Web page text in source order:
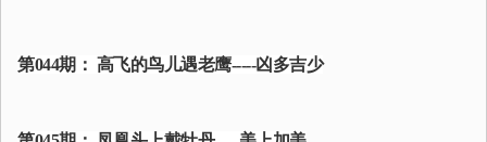
第044期： 高飞的鸟儿遇老鹰-----凶多吉少